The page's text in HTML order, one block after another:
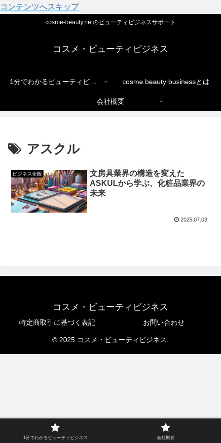
コンテンツへスキップ
cosme-beauty.netのビューティビジネスサポート
コスメ・ビューティビジネス
1分でわかるビューティビジネス cosme beauty businessとは
会社概要
アスクル
ビジネス全般
文房具業界の構造を変えた
ASKULから学ぶ、化粧品業界の
未来
2025.07.03
コスメ・ビューティビジネス
特定商取引に基づく表記 お問い合わせ
© 2025 コスメ・ビューティビジネス.
1分でわかるビューティビジネス 会社概要